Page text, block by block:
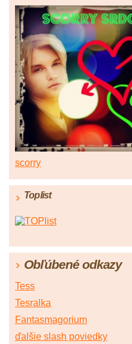
scorry
Toplist
Obľúbené odkazy
Tess
Tesralka
Fantasmagorium
ďalšie slash poviedky